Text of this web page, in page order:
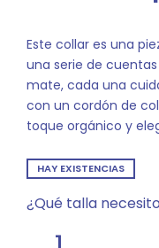
Este collar es una
una serie de
mate, cada una
con un cordón de
toque orgánico y
HAY EXISTENCIAS
¿Qué talla